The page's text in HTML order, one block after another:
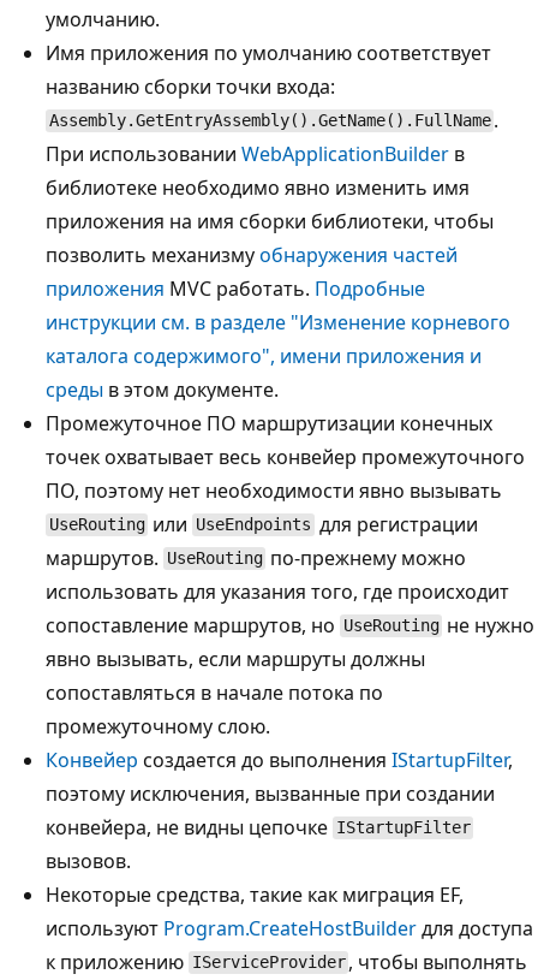
умолчанию.
Имя приложения по умолчанию соответствует
названию сборки точки входа:
Assembly.GetEntryAssembly().GetName().FullName .
При использовании WebApplicationBuilder в
библиотеке необходимо явно изменить имя
приложения на имя сборки библиотеки, чтобы
позволить механизмуобнаружения частей
приложения MVC работать. Подробные
инструкции см. в разделе "Изменение корневого
каталога содержимого", имени приложения и
среды в этом документе.
Промежуточное ПО маршрутизации конечных
точек охватывает весь конвейер промежуточного
ПО, поэтому нет необходимости явно вызывать
UseRouting или UseEndpoints для регистрации
маршрутов. UseRouting по-прежнему можно
использовать для указания того, где происходит
сопоставление маршрутов, но UseRouting не нужно
явно вызывать, если маршруты должны
сопоставляться в начале потока по
промежуточному слою.
Конвейер создается до выполнения IStartupFilter,
поэтому исключения, вызванные при создании
конвейера, не видны цепочке IStartupFilter
вызовов.
Некоторые средства, такие как миграция EF,
используют Program.CreateHostBuilderдля доступа
к приложению IServiceProvider , чтобы выполнять